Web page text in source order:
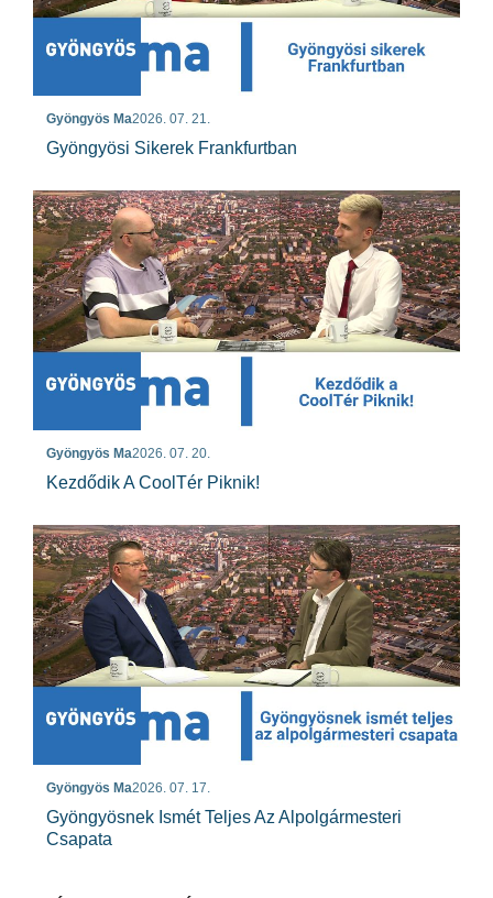
Gyöngyös Ma2026. 07. 21.
Gyöngyösi Sikerek Frankfurtban
Gyöngyös Ma2026. 07. 20.
Kezdődik A CoolTér Piknik!
Gyöngyös Ma2026. 07. 17.
Gyöngyösnek Ismét Teljes Az Alpolgármesteri
Csapata